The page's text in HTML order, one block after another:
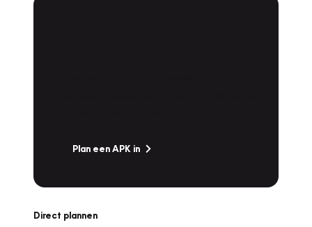
Plan een APK in
Direct plannen